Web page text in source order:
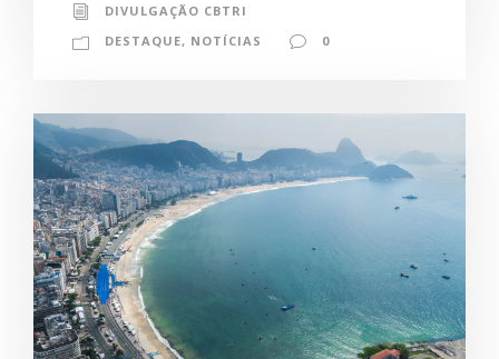
DIVULGAÇÃO CBTRI
DESTAQUE, NOTÍCIAS 0